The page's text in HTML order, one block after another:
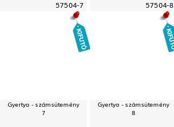
57504-7
Gyertya - számsütemény
7
57504-8
Gyertya - számsütemény
8